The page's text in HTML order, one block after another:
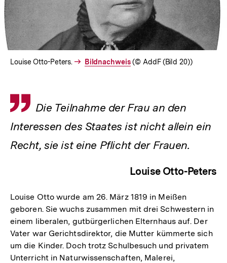
Louise Otto-Peters.
Interner
Bildnachweis(© AddF (Bild 20))
Zitat
Die Teilnahme der Frau an den
Interessen des Staates ist nicht allein ein
Recht, sie ist eine Pflicht der Frauen.
Louise Otto-Peters
Louise Otto wurde am 26. März 1819 in Meißen
geboren. Sie wuchs zusammen mit drei Schwestern in
einem liberalen, gutbürgerlichen Elternhaus auf. Der
Vater war Gerichtsdirektor, die Mutter kümmerte sich
um die Kinder. Doch trotz Schulbesuch und privatem
Unterricht in Naturwissenschaften, Malerei,